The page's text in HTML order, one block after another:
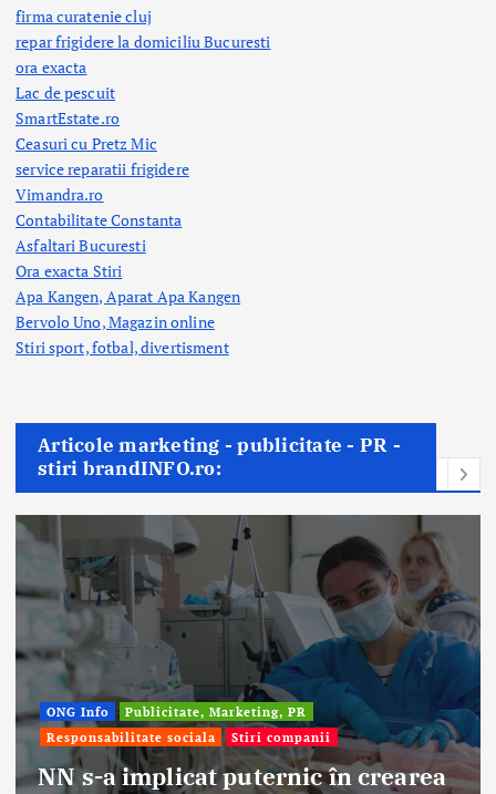
firma curatenie cluj
repar frigidere la domiciliu Bucuresti
ora exacta
Lac de pescuit
SmartEstate.ro
Ceasuri cu Pretz Mic
service reparatii frigidere
Vimandra.ro
Contabilitate Constanta
Asfaltari Bucuresti
Ora exacta Stiri
Apa Kangen, Aparat Apa Kangen
Bervolo Uno, Magazin online
Stiri sport, fotbal,divertisment
Articole marketing - publicitate - PR -
stiri brandINFO.ro:
ONG Info
Publicitate, Marketing, PR
Responsabilitate sociala
Stiri companii
NN s-a implicat puternic în crearea